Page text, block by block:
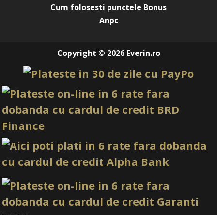
Cum folosesti punctele Bonus
Anpc
Copyright © 2026 Everin.ro